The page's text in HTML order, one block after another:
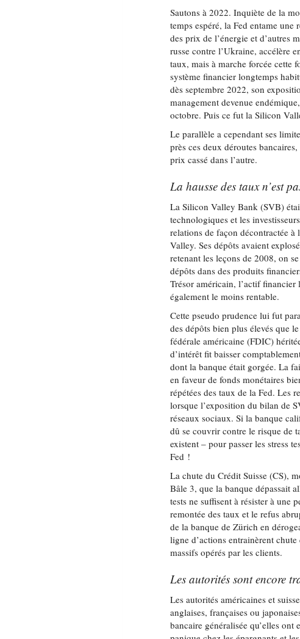
Sautons à 2022. Inquiète de la
temps espéré, la Fed entame
des prix de l’énergie et d’autres
russe contre l’Ukraine, accélère
taux, mais à marche forcée cette
système financier longtemps
dès septembre 2022, son
management devenue
octobre. Puis ce fut la Silicon
Le parallèle a cependant ses
près ces deux déroutes
prix cassé dans l’autre.
La hausse des taux n’est
La Silicon Valley Bank (SVB)
technologiques et les
relations de façon décontractée à
Valley. Ses dépôts avaient
retenant les leçons de 2008, on
dépôts dans des produits
Trésor américain, l’actif financier
également le moins rentable.
Cette pseudo prudence lui fut
des dépôts bien plus élevés que
fédérale américaine (FDIC)
d’intérêt fit baisser
dont la banque était gorgée. La
en faveur de fonds monétaires
répétées des taux de la Fed. Les
lorsque l’exposition du bilan de
réseaux sociaux. Si la banque
dû se couvrir contre le risque de
existent – pour passer les stress
Fed !
La chute du Crédit Suisse (CS),
Bâle 3, que la banque dépassait
tests ne suffisent à résister à une
remontée des taux et le refus
de la banque de Zürich en
ligne d’actions entrainèrent
massifs opérés par les clients.
Les autorités sont encore
Les autorités américaines et
anglaises, françaises ou
bancaire généralisée qu’elles